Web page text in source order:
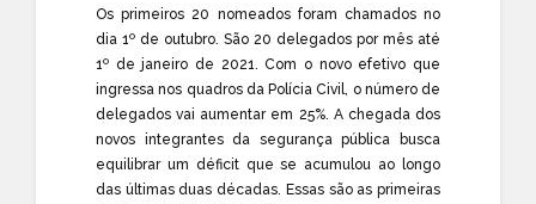
Os primeiros 20 nomeados foram chamados no
dia 1º de outubro. São 20 delegados por mês até
1º de janeiro de 2021. Com o novo efetivo que
ingressa nos quadros da Polícia Civil, o número de
delegados vai aumentar em 25%. A chegada dos
novos integrantes da segurança pública busca
equilibrar um déficit que se acumulou ao longo
das últimas duas décadas. Essas são as primeiras